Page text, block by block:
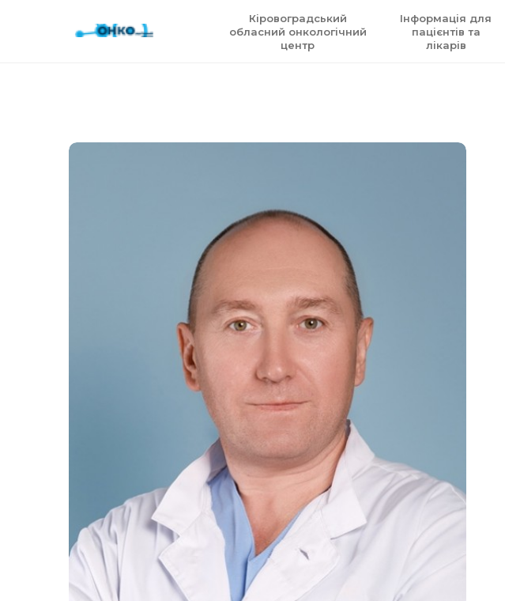
Кіровоградський
обласний онкологічний
центр
Інформація для
пацієнтів та
лікарів